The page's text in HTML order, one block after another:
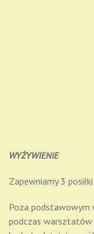
WYŻYWIENIE
Zapewniamy 3
Poza podstawowym
podczas warsztatów